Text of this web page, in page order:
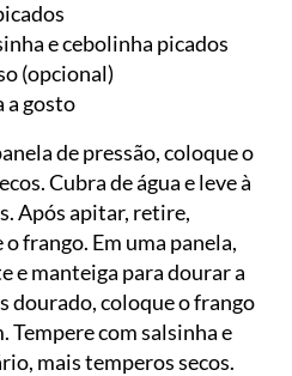
e cebolinha picados
(opcional)
a gosto
de pressão, coloque o
Cubra de água e leve à
Após apitar, retire,
frango. Em uma panela,
e manteiga para dourar a
dourado, coloque o frango
Tempere com salsinha e
mais temperos secos.